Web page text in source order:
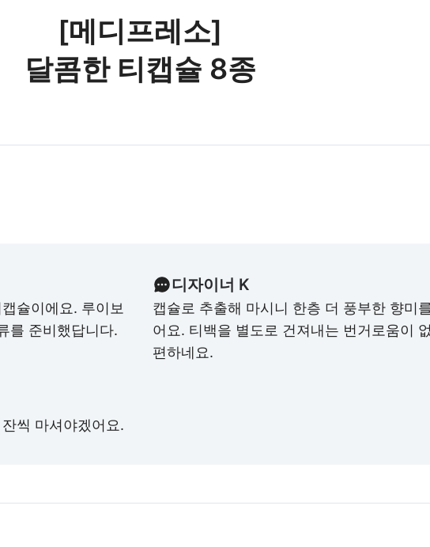
[메디프레소]
달콤한 티캡슐 8종
슐이에요. 루이보
를 준비했답니다.
디자이너 K
캡슐로 추출해 마시니 한층 더 풍부한 향미
어요. 티백을 별도로 건져내는 번거로움이
편하네요.
씩 마셔야겠어요.